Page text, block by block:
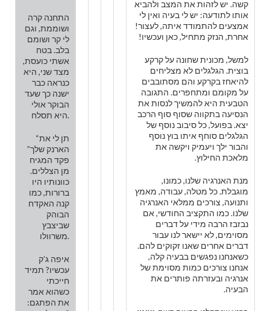
התחנה קרה
ושוממת, וגם
לי קר ושומם
בלב. בטח
אשתי כועסת,
מצד שני, היא
כנראה כבר
ישנה כך שעד
הבוקר אולי
היא תסלח.
“תן לי את
הארנק שלך”
פקד המגיח
מן הצללים.
כוונותיו היו
ברורות, כמו
קנה האקדח
הבוהק
שביצבץ
משרוולו.
איפה ג’ק
עכשיו? תמיד
חייכתי
כשהוא אמר
את הפתגם:
קשה. יש לזהות את המצב ולהביא
אותו לתודעה: יש לי בעיה ואין לי
אמצעים להתמודד איתה, לעצור!
אחרת, הנזק מתחיל, כאן ועכשיו!
למשל, מכונית שחונה על קרקע
בוצית. הגלגלים לא מצליחים
להיאחז בקרקע והם מסתובבים
על מקומם ומתחפרים. התגובה
הטבעית היא להמשיך לנסות את
הנסיעה בתקווה שסוף סוף הרכב
יצא. בפועל, כל סיבוב נוסף של
הגלגלים סוחף איתו בוץ נוסף
והבור ילך ויעמיק ויקשה את
מלאכת החילוץ.
מנת האנרגיה שלנו, כמונו,
מוגבלת. כל מטלה, עבודה, מאמץ
ותנועה, צורכים ממלאי האנרגיה
שלנו. כמו התקציב החודשי, אם
נבזבז הרבה מידי על דברים
מסוימים, לא יישאר לנו עבור
דברים אחרים שאנו זקוקים להם.
כשאנחנו נפגשים בבעיה קלה,
אנחנו צורכים כמות מסוימת של
אנרגיה ובעזרתה פותרים את
הבעיה.